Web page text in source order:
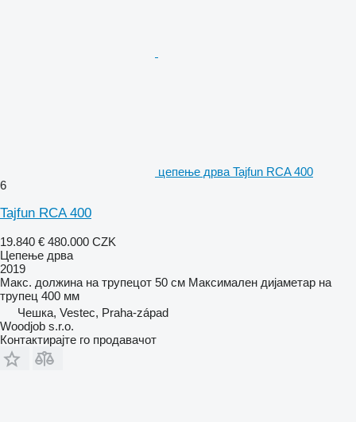
цепење дрва Tajfun RCA 400
6
Tajfun RCA 400
19.840 € 480.000 CZK
Цепење дрва
2019
Макс. должина на трупецот 50 см Максимален дијаметар на
трупец 400 мм
Чешка, Vestec, Praha-západ
Woodjob s.r.o.
Контактирајте го продавачот